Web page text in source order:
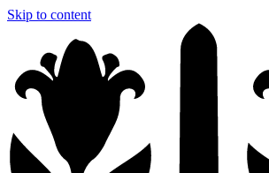
Skip to content